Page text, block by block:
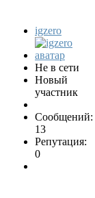
igzero
Не в сети
Новый
участник
Сообщений:
13
Репутация:
0